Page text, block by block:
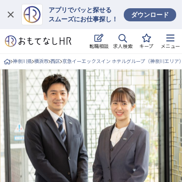
アプリでパッと探せる
スムーズにお仕事探し！
ダウンロード
転職相談 求人検索 キープ メニュー
ログイン
求人・施設を探す
キープした求人
就職・転職 合同説明会
おもてなしHRについて
ご利用の流れ
よくある質問
神奈川県 横浜市 西区 京急イーエックスイン ホテルグループ（神奈川エリア）